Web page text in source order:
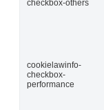
checkbox-others
cookielawinfo-
checkbox-
performance